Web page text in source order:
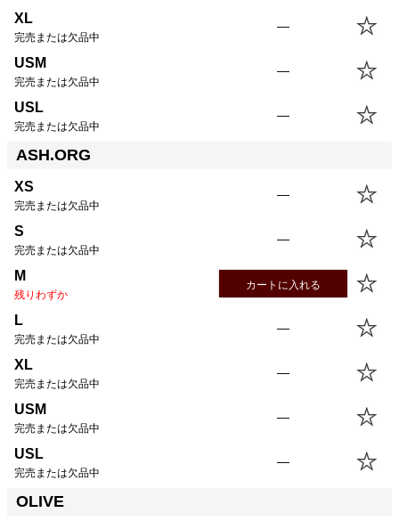
XL
完売または欠品中
—
USM
完売または欠品中
—
USL
完売または欠品中
—
ASH.ORG
XS
完売または欠品中
—
S
完売または欠品中
—
M
残りわずか
カートに入れる
L
完売または欠品中
—
XL
完売または欠品中
—
USM
完売または欠品中
—
USL
完売または欠品中
—
OLIVE